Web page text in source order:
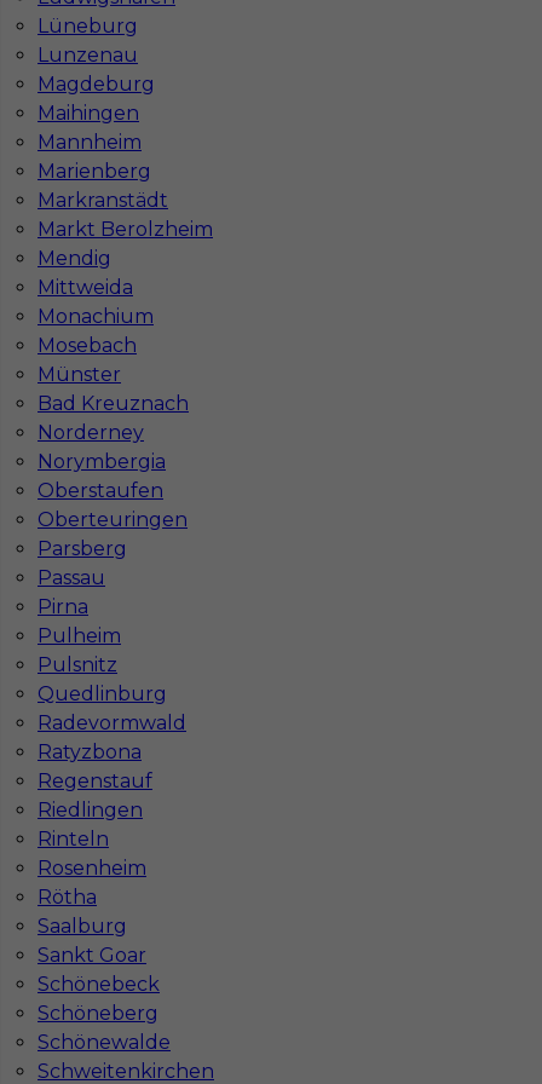
Lüneburg
Lunzenau
Magdeburg
Maihingen
Mannheim
Marienberg
Markranstädt
Markt Berolzheim
Mendig
Mittweida
Monachium
Mosebach
Münster
Bad Kreuznach
Norderney
Norymbergia
Oberstaufen
Oberteuringen
Parsberg
Passau
Pirna
Pulheim
Pulsnitz
Quedlinburg
Radevormwald
Ratyzbona
Regenstauf
Riedlingen
Rinteln
Rosenheim
Rötha
Saalburg
Sankt Goar
Schönebeck
Schöneberg
Schönewalde
Schweitenkirchen
Katowicach
Lublinie
Częstochowie
Najpopularniejsze miejscowości w Niemczech
Praca Augsburg
Praca Hamburg
Praca Berlin
Praca Hannover
Praca Dortmund
Praca Magdeburg
InServ © 2014 – 2026 | Wszelkie prawa zastrzeżone
Witryna korzysta z ciasteczek